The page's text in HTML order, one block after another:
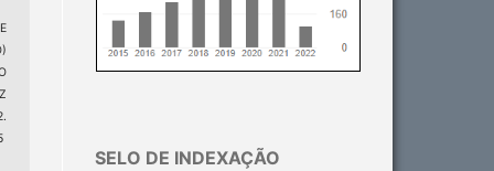
SELO DE INDEXAÇÃO